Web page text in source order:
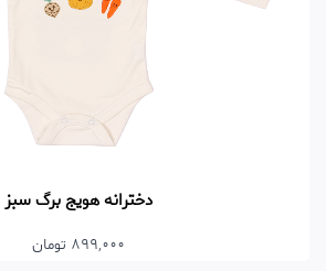
دخترانه هویج برگ سبز
899,000 تومان